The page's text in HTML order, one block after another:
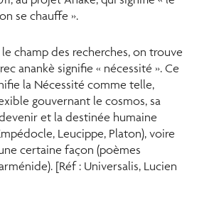
se chauffe ».
le champ des recherches, on trouve
anankè signifie « nécessité ». Ce
la Nécessité comme telle,
gouvernant le cosmos, sa
et la destinée humaine
Leucippe, Platon), voire
certaine façon (poèmes
[Réf : Universalis, Lucien